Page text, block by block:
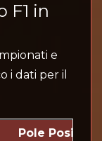
F1 in
e
i dati per il
Pole Position